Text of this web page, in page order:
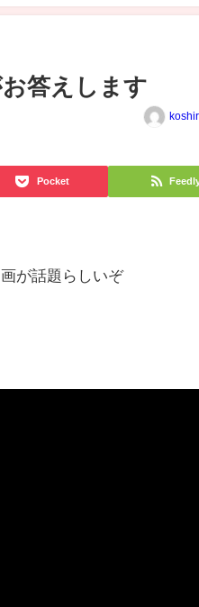
答えします
Pocket
が話題らしいぞ